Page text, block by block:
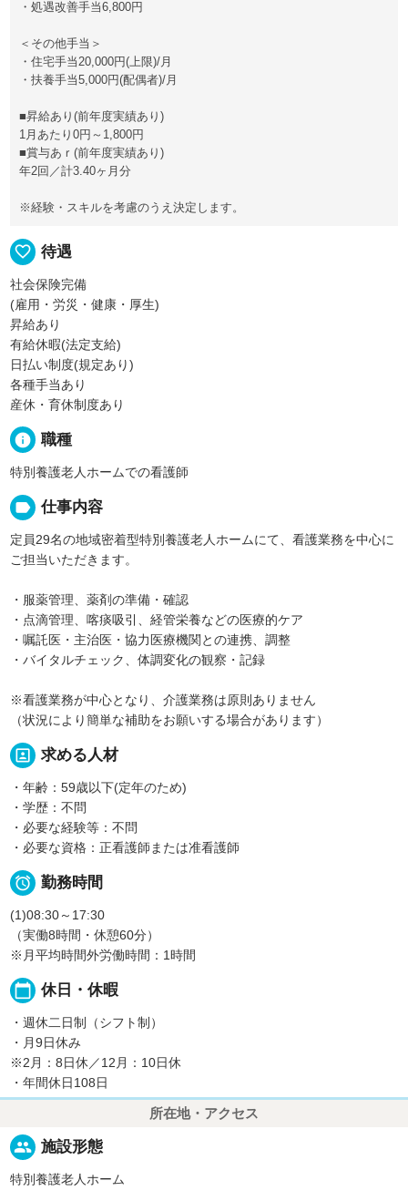
・処遇改善手当6,800円
＜その他手当＞
・住宅手当20,000円(上限)/月
・扶養手当5,000円(配偶者)/月
■昇給あり(前年度実績あり)
1月あたり0円～1,800円
■賞与あｒ(前年度実績あり)
年2回／計3.40ヶ月分
※経験・スキルを考慮のうえ決定します。
favorite_border 待遇
社会保険完備
(雇用・労災・健康・厚生)
昇給あり
有給休暇(法定支給)
日払い制度(規定あり)
各種手当あり
産休・育休制度あり
info 職種
特別養護老人ホームでの看護師
label 仕事内容
定員29名の地域密着型特別養護老人ホームにて、看護業務を中心に
ご担当いただきます。
・服薬管理、薬剤の準備・確認
・点滴管理、喀痰吸引、経管栄養などの医療的ケア
・嘱託医・主治医・協力医療機関との連携、調整
・バイタルチェック、体調変化の観察・記録
※看護業務が中心となり、介護業務は原則ありません
（状況により簡単な補助をお願いする場合があります）
portrait 求める人材
・年齢：59歳以下(定年のため)
・学歴：不問
・必要な経験等：不問
・必要な資格：正看護師または准看護師
 勤務時間
(1)08:30～17:30
（実働8時間・休憩60分）
※月平均時間外労働時間：1時間
calendar_today 休日・休暇
・週休二日制（シフト制）
・月9日休み
※2月：8日休／12月：10日休
・年間休日108日
所在地・アクセス
people 施設形態
特別養護老人ホーム